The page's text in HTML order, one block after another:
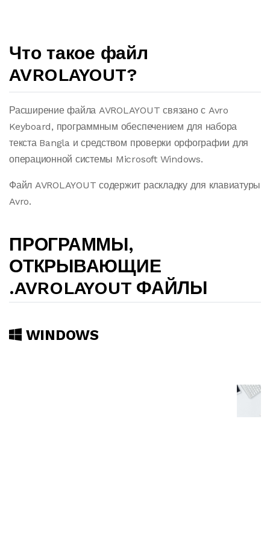
Что такое файл
AVROLAYOUT?
Расширение файла AVROLAYOUT связано с Avro
Keyboard, программным обеспечением для набора
текста Bangla и средством проверки орфографии для
операционной системы Microsoft Windows.
Файл AVROLAYOUT содержит раскладку для клавиатуры
Avro.
ПРОГРАММЫ,
ОТКРЫВАЮЩИЕ
.AVROLAYOUT ФАЙЛЫ
WINDOWS